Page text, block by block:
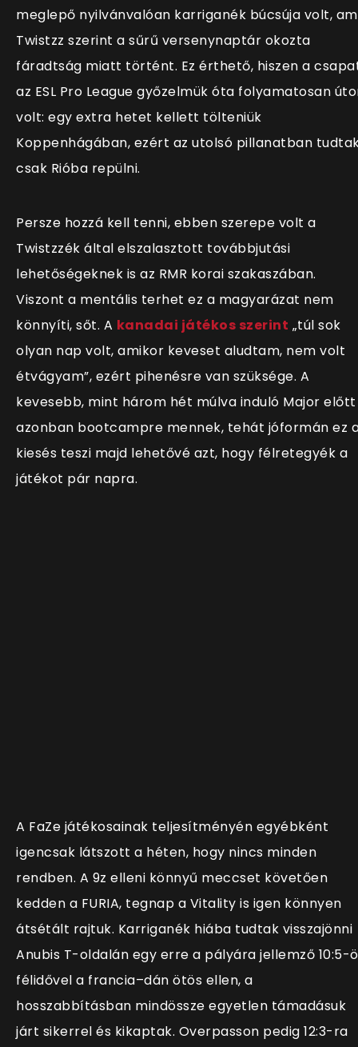
meglepő nyilvánvalóan karriganék búcsúja volt,
Twistzz szerint a sűrű versenynaptár okozta
fáradtság miatt történt. Ez érthető, hiszen a
az ESL Pro League győzelmük óta folyamatosan
volt: egy extra hetet kellett tölteniük
Koppenhágában, ezért az utolsó pillanatban
csak Rióba repülni.
Persze hozzá kell tenni, ebben szerepe volt a
Twistzzék által elszalasztott továbbjutási
lehetőségeknek is az RMR korai szakaszában.
Viszont a mentális terhet ez a magyarázat nem
könnyíti, sőt. A kanadai játékos szerint „túl sok
olyan nap volt, amikor keveset aludtam, nem volt
étvágyam”, ezért pihenésre van szüksége. A
kevesebb, mint három hét múlva induló Major előtt
azonban bootcampre mennek, tehát jóformán ez
kiesés teszi majd lehetővé azt, hogy félretegyék a
játékot pár napra.
A FaZe játékosainak teljesítményén egyébként
igencsak látszott a héten, hogy nincs minden
rendben. A 9z elleni könnyű meccset követően
kedden a FURIA, tegnap a Vitality is igen könnyen
átsétált rajtuk. Karriganék hiába tudtak visszajönni
Anubis T-oldalán egy erre a pályára jellemző 10:5-
félidővel a francia–dán ötös ellen, a
hosszabbításban mindössze egyetlen támadásuk
járt sikerrel és kikaptak. Overpasson pedig 12:3-ra